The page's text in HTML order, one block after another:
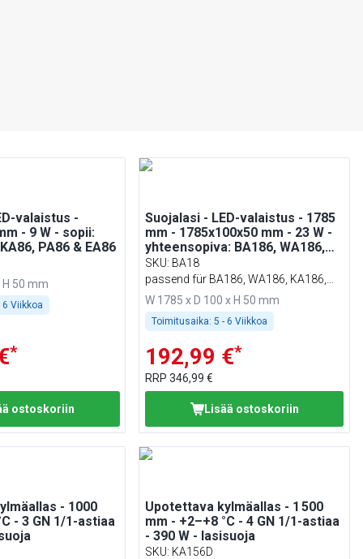
valaistus -
- 9 W - sopii:
PA86 & EA86
H 50 mm
6 Viikkoa
*
ostoskoriin
Suojalasi - LED-valaistus - 1785
mm - 1785x100x50 mm - 23 W -
yhteensopiva: BA186, WA186,
KA186, PA186 & EA186
SKU: BA18
passend für BA186, WA186, KA186,
PA186 & EA186
W 1785 x D 100 x H 50 mm
Toimitusaika: 5 - 6 Viikkoa
192,99 €*
RRP 346,99 €
Lisää ostoskoriin
- 1000
- 3 GN 1/1-astiaa
Upotettava kylmäallas - 1 500
mm - +2–+8 °C - 4 GN 1/1-astiaa
- 390 W - lasisuoja
SKU: KA156D